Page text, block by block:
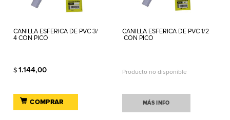
CANILLA ESFERICA DE PVC 3/
4 CON PICO
$ 1.144,00
COMPRAR
CANILLA ESFERICA DE PVC 1/2
CON PICO
Producto no disponible
MÁS INFO